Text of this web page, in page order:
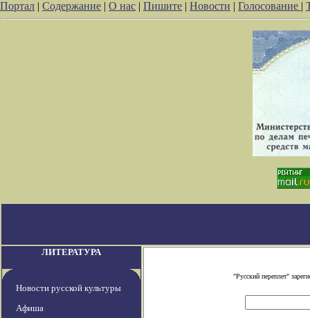
Портал | Содержание | О нас | Пишите | Новости | Голосование |
ЛИТЕРАТУРА
Новости русской культуры
Афиша
"Русский переплет"